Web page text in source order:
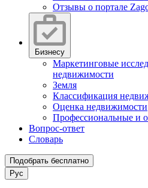
Отзывы о портале
Бизнесу
Маркетинговые
недвижимости
Земля
Классификация
Оценка недвижимости
Профессиональные и
Вопрос-ответ
Словарь
Подобрать бесплатно
Рус